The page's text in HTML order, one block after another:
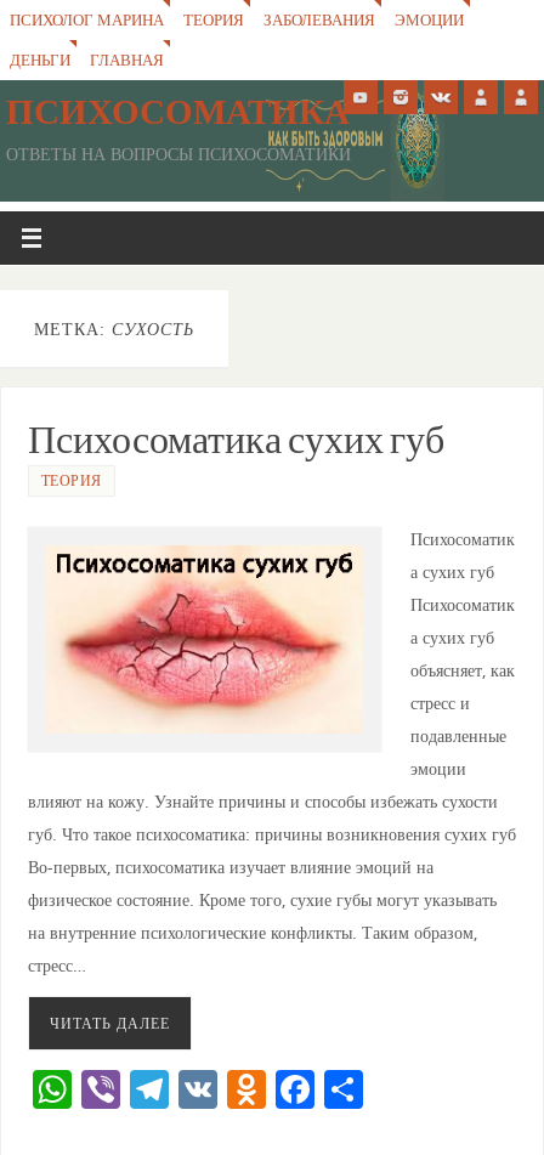
ПСИХОЛОГ МАРИНА ТЕОРИЯ ЗАБОЛЕВАНИЯ
ЭМОЦИИ
ДЕНЬГИ
ГЛАВНАЯ
ПСИХОСОМАТИКА
ОТВЕТЫ НА ВОПРОСЫ ПСИХОСОМАТИКИ
МЕТКА: СУХОСТЬ
Психосоматика сухих губ
ТЕОРИЯ
Психосоматик
а сухих губ
Психосоматик
а сухих губ
объясняет, как
стресс и
подавленные
эмоции
влияют на кожу. Узнайте причины и способы избежать сухости
губ. Что такое психосоматика: причины возникновения сухих губ
Во-первых, психосоматика изучает влияние эмоций на
физическое состояние. Кроме того, сухие губы могут указывать
на внутренние психологические конфликты. Таким образом,
стресс…
ЧИТАТЬ ДАЛЕЕ
W
h
Vi
b
T
el
V
K
O
d
F
a
О